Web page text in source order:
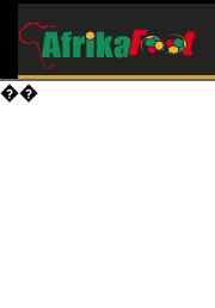
��